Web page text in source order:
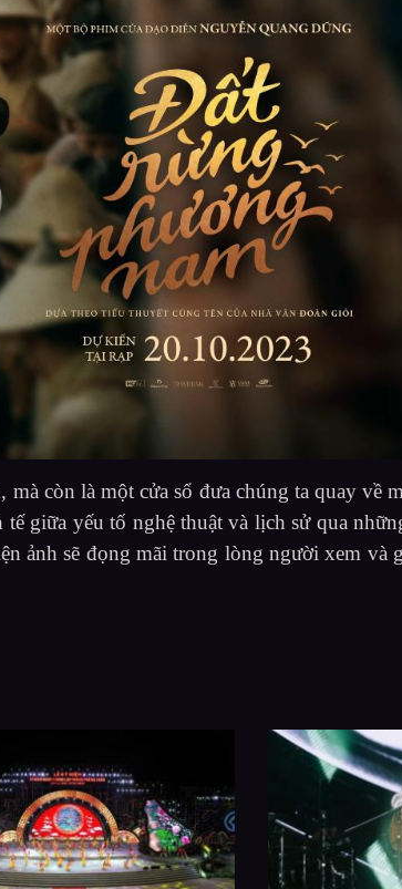
còn là một cửa sổ đưa chúng ta quay về
giữa yếu tố nghệ thuật và lịch sử qua
ảnh sẽ đọng mãi trong lòng người xem và